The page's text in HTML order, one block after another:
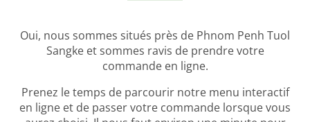
Oui, nous sommes situés près de Phnom Penh Tuol
Sangke et sommes ravis de prendre votre
commande en ligne.
Prenez le temps de parcourir notre menu interactif
en ligne et de passer votre commande lorsque vous